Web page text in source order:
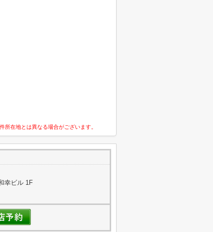
在地とは異なる場合がございます。
幸ビル 1F